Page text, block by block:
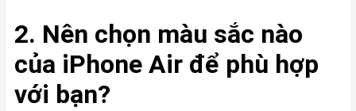
2. Nên chọn màu sắc nào
của iPhone Air để phù hợp
với bạn?